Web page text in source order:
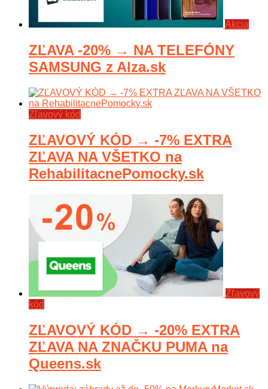
Akcia
ZĽAVA -20% → NA TELEFÓNY
SAMSUNG z Alza.sk
Zľavový kód
ZĽAVOVÝ KÓD → -7% EXTRA
ZĽAVA NA VŠETKO na
RehabilitacnePomocky.sk
Zľavový
kód
ZĽAVOVÝ KÓD → -20% EXTRA
ZĽAVA NA ZNAČKU PUMA na
Queens.sk